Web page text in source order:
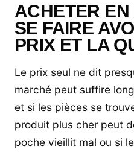
ACHETER
SE FAIRE
PRIX ET LA
Le prix seul ne dit
marché peut suffire
et si les pièces se
produit plus cher peut
poche vieillit mal ou si